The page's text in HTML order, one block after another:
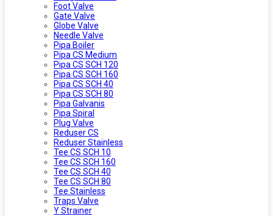
Foot Valve
Gate Valve
Globe Valve
Needle Valve
Pipa Boiler
Pipa CS Medium
Pipa CS SCH 120
Pipa CS SCH 160
Pipa CS SCH 40
Pipa CS SCH 80
Pipa Galvanis
Pipa Spiral
Plug Valve
Reduser CS
Reduser Stainless
Tee CS SCH 10
Tee CS SCH 160
Tee CS SCH 40
Tee CS SCH 80
Tee Stainless
Traps Valve
Y Strainer